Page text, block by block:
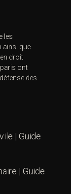
les
ainsi que
droit
ont
des
| Guide
| Guide